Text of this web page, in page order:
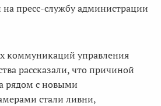
на пресс-службу администрации
коммуникаций управления
рассказали, что причиной
рядом с новыми
стали ливни,